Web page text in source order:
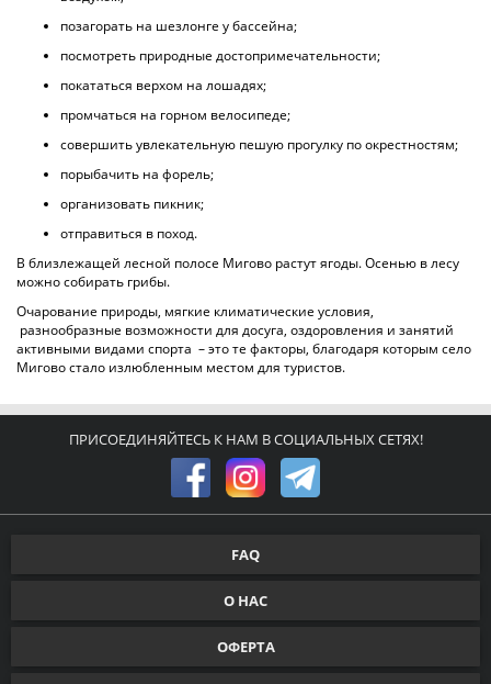
позагорать на шезлонге у бассейна;
посмотреть природные достопримечательности;
покататься верхом на лошадях;
промчаться на горном велосипеде;
совершить увлекательную пешую прогулку по окрестностям;
порыбачить на форель;
организовать пикник;
отправиться в поход.
В близлежащей лесной полосе Мигово растут ягоды. Осенью в лесу
можно собирать грибы.
Очарование природы, мягкие климатические условия,
разнообразные возможности для досуга, оздоровления и занятий
активными видами спорта – это те факторы, благодаря которым село
Мигово стало излюбленным местом для туристов.
ПРИСОЕДИНЯЙТЕСЬ К НАМ В СОЦИАЛЬНЫХ СЕТЯХ!
FAQ
О НАС
ОФЕРТА